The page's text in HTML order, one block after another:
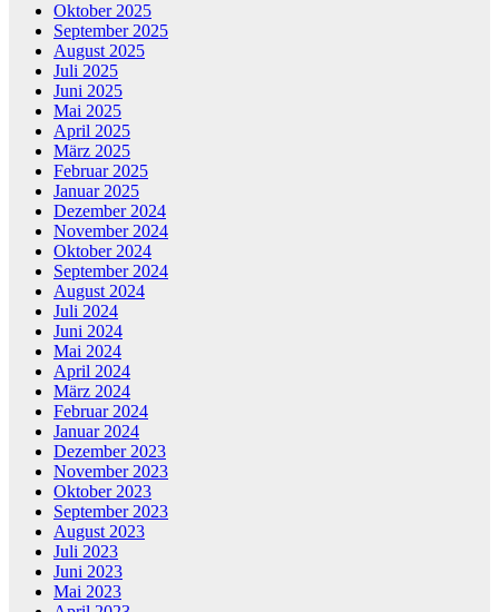
Oktober 2025
September 2025
August 2025
Juli 2025
Juni 2025
Mai 2025
April 2025
März 2025
Februar 2025
Januar 2025
Dezember 2024
November 2024
Oktober 2024
September 2024
August 2024
Juli 2024
Juni 2024
Mai 2024
April 2024
März 2024
Februar 2024
Januar 2024
Dezember 2023
November 2023
Oktober 2023
September 2023
August 2023
Juli 2023
Juni 2023
Mai 2023